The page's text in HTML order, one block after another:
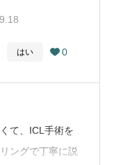
た気持ちがわか
やめましたもち
Mapから
はい  0
て、ICL手術を
ングで丁寧に説